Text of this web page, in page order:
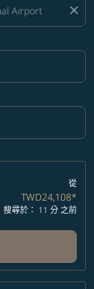
close
從
TWD24,108*
搜尋於： 11 分 之前